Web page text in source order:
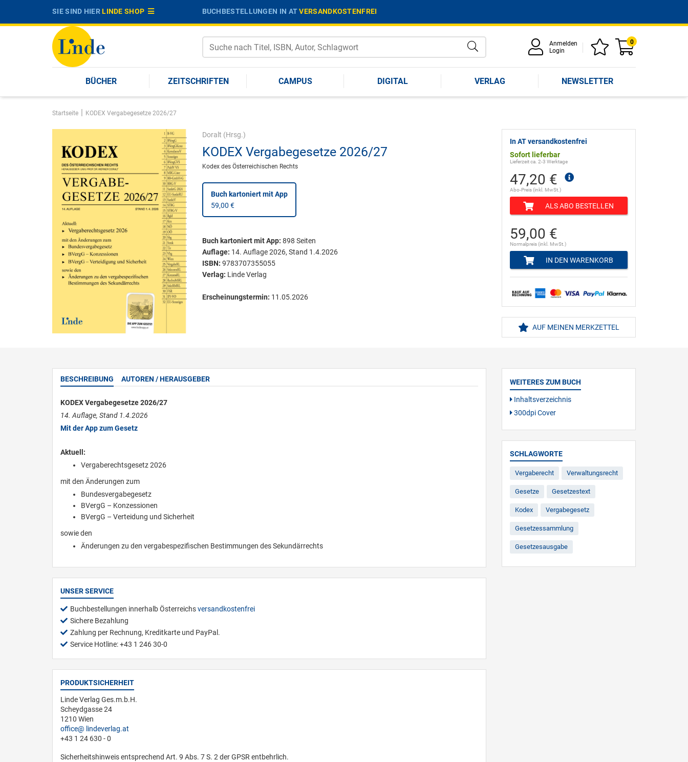
SIE SIND HIERLINDE SHOP BUCHBESTELLUNGEN IN ATVERSANDKOSTENFREI
Anmelden
Login
0
BÜCHER ZEITSCHRIFTEN CAMPUS DIGITAL VERLAG NEWSLETTER
Startseite | KODEX Vergabegesetze 2026/27
Doralt (Hrsg.)
KODEX Vergabegesetze 2026/27
Kodex des Österreichischen Rechts
Buch kartoniertmit App
59,00 €
Buch kartoniertmit App: 898 Seiten
Auflage: 14. Auflage 2026, Stand 1.4.2026
ISBN: 9783707355055
Verlag: Linde Verlag
Erscheinungstermin: 11.05.2026
In AT versandkostenfrei
Sofort lieferbar
Lieferzeit ca. 2-3 Werktage
47,20 €
Abo-Preis (inkl. MwSt.)
ALS ABO BESTELLEN
59,00 €
Normalpreis (inkl. MwSt.)
IN DEN WARENKORB
AUF MEINEN MERKZETTEL
BESCHREIBUNG AUTOREN / HERAUSGEBER
KODEX Vergabegesetze 2026/27
14. Auflage, Stand 1.4.2026
Mit der App zum Gesetz
Aktuell:
Vergaberechtsgesetz 2026
mit den Änderungen zum
Bundesvergabegesetz
BVergG – Konzessionen
BVergG – Verteidung und Sicherheit
sowie den
Änderungen zu den vergabespezifischen Bestimmungen des Sekundärrechts
UNSER SERVICE
Buchbestellungen innerhalb Österreichsversandkostenfrei
Sichere Bezahlung
Zahlung per Rechnung, Kreditkarte und PayPal.
Service Hotline: +43 1 246 30-0
PRODUKTSICHERHEIT
Linde Verlag Ges.m.b.H.
Scheydgasse 24
1210 Wien
office
lindeverlag.at
+43 1 24 630 - 0
Sicherheitshinweis entsprechend Art. 9 Abs. 7 S. 2 der GPSR entbehrlich.
WEITERES ZUM BUCH
Inhaltsverzeichnis
300dpi Cover
SCHLAGWORTE
Vergaberecht Verwaltungsrecht
Gesetze Gesetzestext
Kodex Vergabegesetz
Gesetzessammlung
Gesetzesausgabe